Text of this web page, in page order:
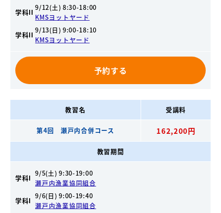
学科II
9/12(土) 8:30-18:00
KMSヨットヤード
学科II
9/13(日) 9:00-18:10
KMSヨットヤード
予約する
教習名 受講料
第4回 瀬戸内合併コース 162,200円
教習期間
学科I
9/5(土) 9:30-19:00
瀬戸内漁業協同組合
学科I
9/6(日) 9:00-19:40
瀬戸内漁業協同組合